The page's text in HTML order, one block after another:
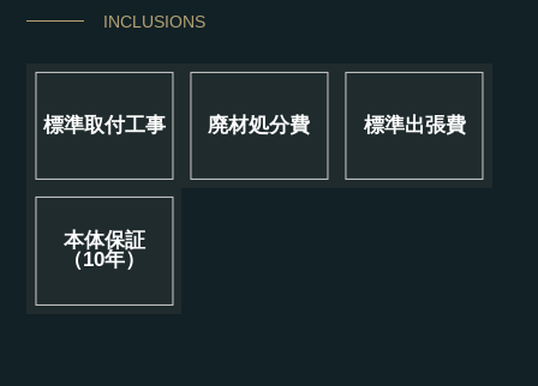
INCLUSIONS
標準取付工事 廃材処分費 標準出張費
本体保証
（10年）